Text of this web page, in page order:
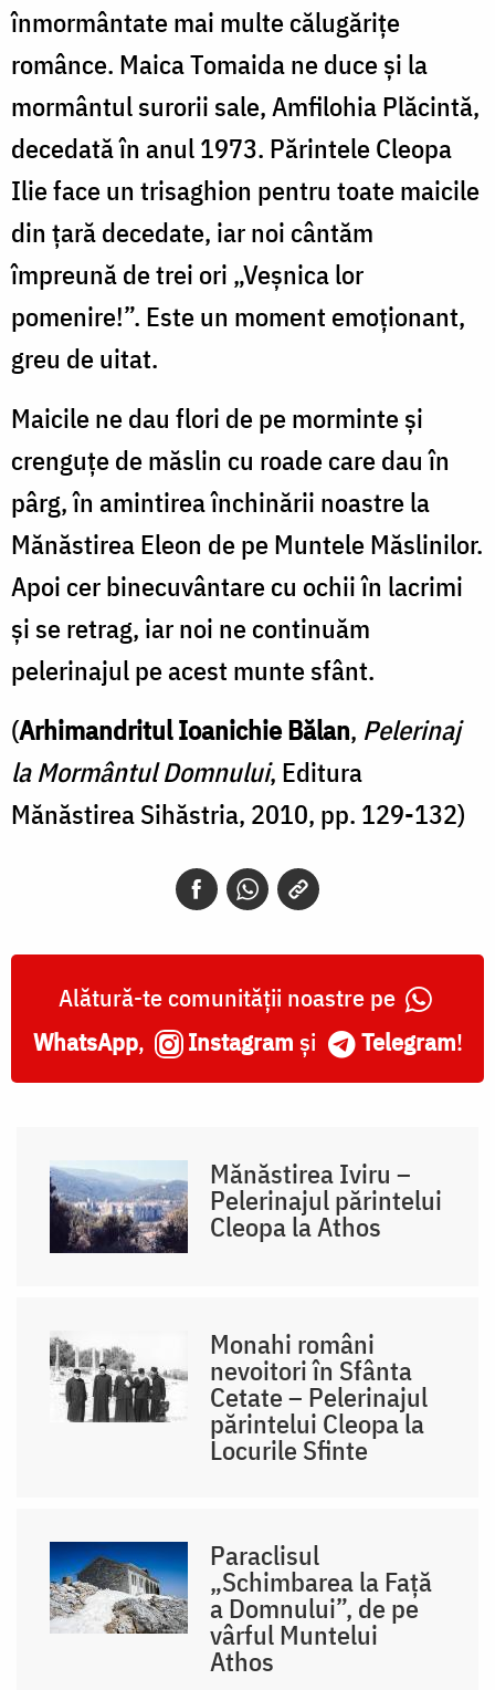
înmormântate mai multe călugărițe
românce. Maica Tomaida ne duce și la
mormântul surorii sale, Amfilohia Plăcintă,
decedată în anul 1973. Părintele Cleopa
Ilie face un trisaghion pentru toate maicile
din țară decedate, iar noi cântăm
împreună de trei ori „Veșnica lor
pomenire!”. Este un moment emoționant,
greu de uitat.
Maicile ne dau flori de pe morminte și
crenguțe de măslin cu roade care dau în
pârg, în amintirea închinării noastre la
Mănăstirea Eleon de pe Muntele Măslinilor.
Apoi cer binecuvântare cu ochii în lacrimi
și se retrag, iar noi ne continuăm
pelerinajul pe acest munte sfânt.
(Arhimandritul Ioanichie Bălan, Pelerinaj
la Mormântul Domnului, Editura
Mănăstirea Sihăstria, 2010, pp. 129-132)
Alătură-te comunității noastre pe
WhatsApp, Instagram și Telegram!
Mănăstirea Iviru –
Pelerinajul părintelui
Cleopa la Athos
Monahi români
nevoitori în Sfânta
Cetate – Pelerinajul
părintelui Cleopa la
Locurile Sfinte
Paraclisul
„Schimbarea la Față
a Domnului”, de pe
vârful Muntelui
Athos